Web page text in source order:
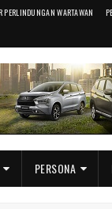
PERLINDUNGAN WARTAWAN
PERSONA